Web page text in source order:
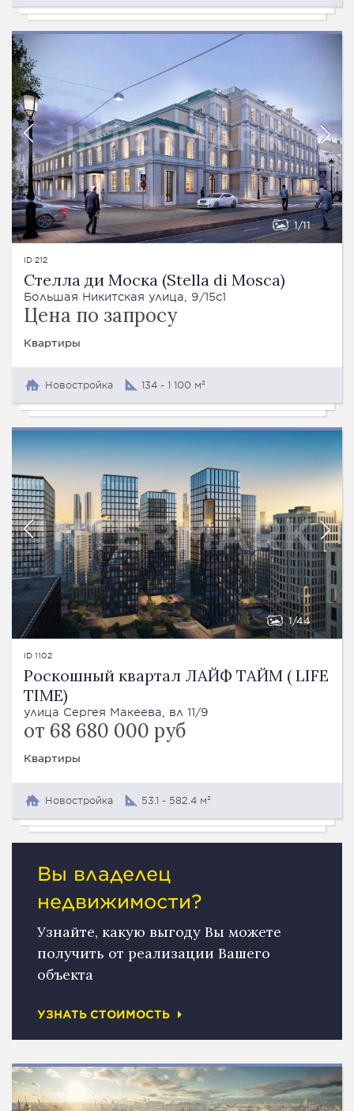
1 11
ID 212
Стелла ди Моска (Stella di Mosca)
Большая Никитская улица, 9/15с1
Цена по запросу
Квартиры
Новостройка 134 - 1 100 м²
1 44
ID 1102
Роскошный квартал ЛАЙФ ТАЙМ ( LIFE
TIME)
улица Сергея Макеева, вл 11/9
от 68 680 000 руб
Квартиры
Новостройка 53.1 - 582.4 м²
Вы владелец
недвижимости?
Узнайте, какую выгоду Вы можете
получить от реализации Вашего
объекта
УЗНАТЬ СТОИМОСТЬ